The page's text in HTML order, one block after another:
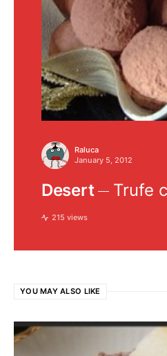
Raluca
January 5, 2012
Desert Trufe
215 views
YOU MAY ALSO LIKE